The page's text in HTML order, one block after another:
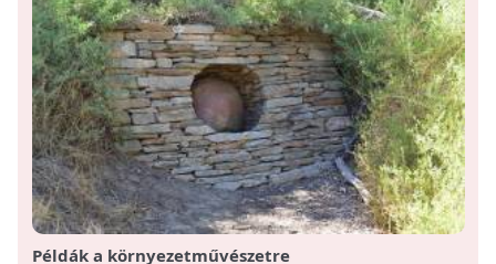
Példák a környezetművészetre